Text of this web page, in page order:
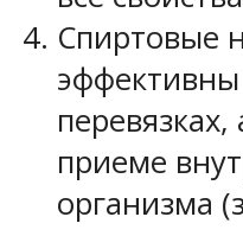
Спиртовые
приеме
организма